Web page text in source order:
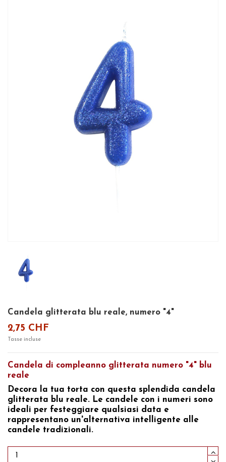
Candela glitterata blu reale, numero "4"
2,75 CHF
Tasse incluse
Candela di compleanno glitterata numero "4" blu
reale
Decora la tua torta con questa splendida candela
glitterata blu reale. Le candele con i numeri sono
ideali per festeggiare qualsiasi data e
rappresentano un'alternativa intelligente alle
candele tradizionali.